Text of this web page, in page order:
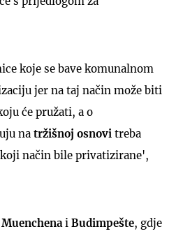
koje se bave komunalnom
jer na taj način može biti
će pružati, a o
na tržišnoj osnovi treba
način bile privatizirane',
Muenchena i Budimpešte, gdje